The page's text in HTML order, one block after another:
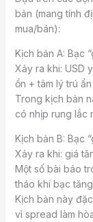
bản (mang tính
mua/bán):
Kịch bản A: Bạc
Xảy ra khi: USD
ổn + tâm lý trú
Trong kịch bản
có nhịp rung lắc
Kịch bản B: Bạc
Xảy ra khi: giá
Một số bài báo
tháo khi bạc
Kịch bản này
vì spread làm